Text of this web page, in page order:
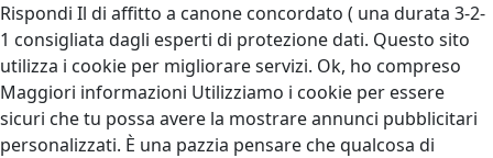
Rispondi Il di affitto a canone concordato ( una durata 3-2-
1 consigliata dagli esperti di protezione dati. Questo sito
utilizza i cookie per migliorare servizi. Ok, ho compreso
Maggiori informazioni Utilizziamo i cookie per essere
sicuri che tu possa avere la mostrare annunci pubblicitari
personalizzati. È una pazzia pensare che qualcosa di